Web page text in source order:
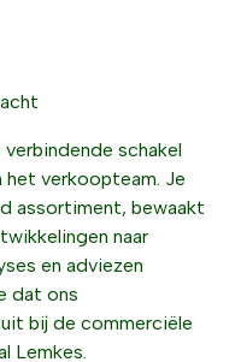
schakel
het verkoopteam. Je
assortiment, bewaakt
naar
en adviezen
dat ons
bij de commerciële
Lemkes.